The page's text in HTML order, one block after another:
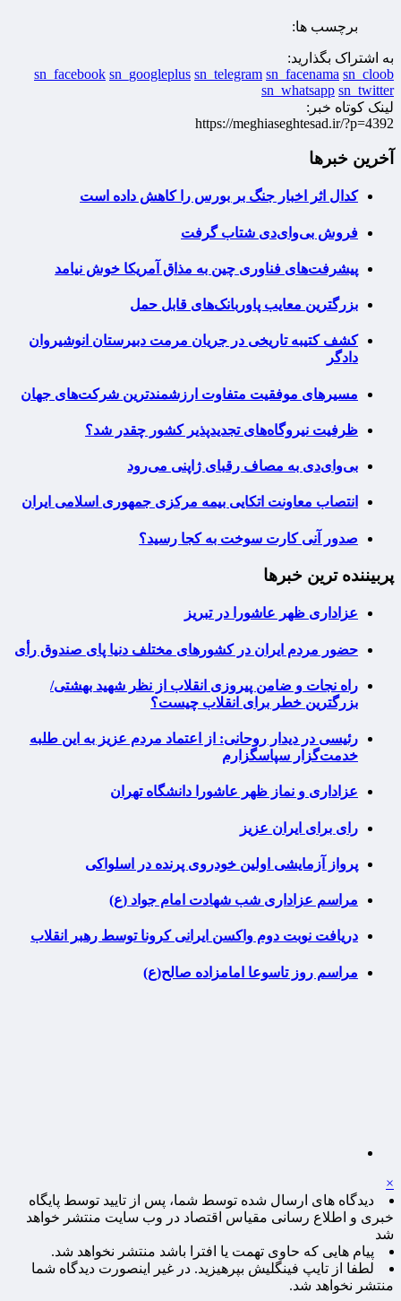
برچسب ها:
به اشتراک بگذارید:
sn_facebook sn_googleplus sn_telegram sn_facenama sn_cloob
sn_whatsapp sn_twitter
لینک کوتاه خبر:
https://meghiaseghtesad.ir/?p=4392
آخرین خبرها
کدال اثر اخبار جنگ بر بورس را کاهش داده است
فروش بی‌وای‌دی شتاب گرفت
پیشرفت‌های فناوری چین به مذاق آمریکا خوش نیامد
بزرگترین معایب پاوربانک‌های قابل حمل
کشف کتیبه تاریخی در جریان مرمت دبیرستان انوشیروان
دادگر
مسیرهای موفقیت متفاوت ارزشمندترین شرکت‌های جهان
ظرفیت نیروگاه‌های تجدیدپذیر کشور چقدر شد؟
بی‌وای‌دی به مصاف رقبای ژاپنی می‌رود
انتصاب معاونت اتکایی بیمه مرکزی جمهوری اسلامی ایران
صدور آنی کارت سوخت به کجا رسید؟
پربیننده ترین خبرها
عزاداری ظهر عاشورا در تبریز
حضور مردم ایران در کشورهای مختلف دنیا پای صندوق رأی
راه نجات و ضامن پیروزی انقلاب از نظر شهید بهشتی/
بزرگترین خطر برای انقلاب چیست؟
رئیسی در دیدار روحانی: از اعتماد مردم عزیز به این طلبه
خدمت‌گزار سپاسگزارم
عزاداری و نماز ظهر عاشورا دانشگاه تهران
رای برای ایران عزیز
پرواز آزمایشی اولین خودروی پرنده در اسلواکی
مراسم عزاداری شب شهادت امام جواد (ع)
دریافت نوبت دوم واکسن ایرانی کرونا توسط رهبر انقلاب
مراسم روز تاسوعا امامزاده صالح(ع)
×
دیدگاه های ارسال شده توسط شما، پس از تایید توسط پایگاه
خبری و اطلاع رسانی مقیاس اقتصاد در وب سایت منتشر خواهد
شد
پیام هایی که حاوی تهمت یا افترا باشد منتشر نخواهد شد.
لطفا از تایپ فینگلیش بپرهیزید. در غیر اینصورت دیدگاه شما
منتشر نخواهد شد.